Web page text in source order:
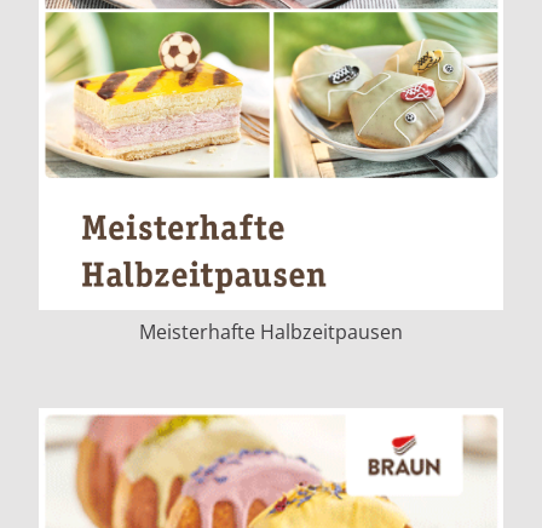
Meisterhafte Halbzeitpausen